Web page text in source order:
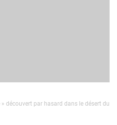
découvert par hasard dans le désert du